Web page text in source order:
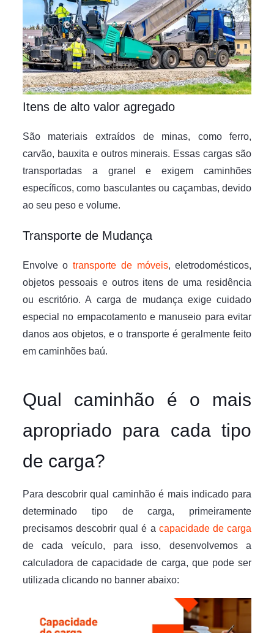
Itens de alto valor agregado
São materiais extraídos de minas, como ferro,
carvão, bauxita e outros minerais. Essas cargas são
transportadas a granel e exigem caminhões
específicos, como basculantes ou caçambas, devido
ao seu peso e volume.
Transporte de Mudança
Envolve otransporte de móveis, eletrodomésticos,
objetos pessoais e outros itens de uma residência
ou escritório. A carga de mudança exige cuidado
especial no empacotamento e manuseio para evitar
danos aos objetos, e o transporte é geralmente feito
em caminhões baú.
Qual caminhão é o mais
apropriado para cada tipo
de carga?
Para descobrir qual caminhão é mais indicado para
determinado tipo de carga, primeiramente
precisamos descobrir qual é a capacidade de carga
de cada veículo, para isso, desenvolvemos a
calculadora de capacidade de carga, que pode ser
utilizada clicando no banner abaixo: